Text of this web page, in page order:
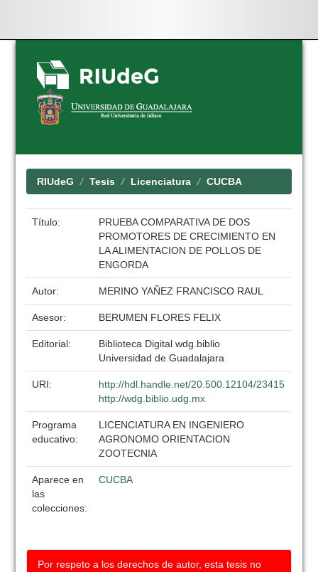
Skip
navigation
RIUdeG Tesis Licenciatura CUCBA
Título:
PRUEBA COMPARATIVA DE DOS
PROMOTORES DE CRECIMIENTO EN
LA ALIMENTACION DE POLLOS DE
ENGORDA
Autor: MERINO YAÑEZ FRANCISCO RAUL
Asesor: BERUMEN FLORES FELIX
Editorial:
Biblioteca Digital wdg.biblio
Universidad de Guadalajara
URI:
http://hdl.handle.net/20.500.12104/23415
http://wdg.biblio.udg.mx
Programa
educativo:
LICENCIATURA EN INGENIERO
AGRONOMO ORIENTACION
ZOOTECNIA
Aparece en
las
colecciones:
CUCBA
Por respeto a los derechos de autor, esta tesis no